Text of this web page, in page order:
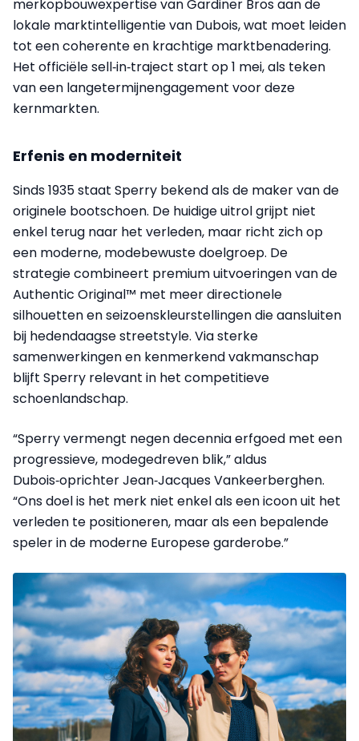
merkopbouwexpertise van Gardiner Bros aan de
lokale marktintelligentie van Dubois, wat moet leiden
tot een coherente en krachtige marktbenadering.
Het officiële sell‑in‑traject start op 1 mei, als teken
van een langetermijnengagement voor deze
kernmarkten.
Erfenis en moderniteit
Sinds 1935 staat Sperry bekend als de maker van de
originele bootschoen. De huidige uitrol grijpt niet
enkel terug naar het verleden, maar richt zich op
een moderne, modebewuste doelgroep. De
strategie combineert premium uitvoeringen van de
Authentic Original™ met meer directionele
silhouetten en seizoenskleurstellingen die aansluiten
bij hedendaagse streetstyle. Via sterke
samenwerkingen en kenmerkend vakmanschap
blijft Sperry relevant in het competitieve
schoenlandschap.
“Sperry vermengt negen decennia erfgoed met een
progressieve, modegedreven blik,” aldus
Dubois‑oprichter Jean‑Jacques Vankeerberghen.
“Ons doel is het merk niet enkel als een icoon uit het
verleden te positioneren, maar als een bepalende
speler in de moderne Europese garderobe.”